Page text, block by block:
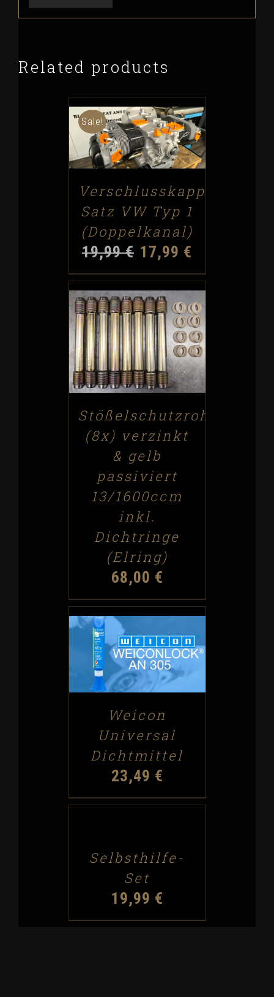
Related products
Sale!
ADD TO CART / DETAILS
Verschlusskappen-
Satz VW Typ 1
(Doppelkanal)
19,99€ 17,99 €
ADD TO CART / DETAILS
Stößelschutzrohr
(8x) verzinkt
& gelb
passiviert
13/1600ccm
inkl.
Dichtringe
(Elring)
68,00 €
ADD TO CART / DETAILS
Weicon
Universal
Dichtmittel
23,49 €
DETAILS
Selbsthilfe-
Set
19,99 €